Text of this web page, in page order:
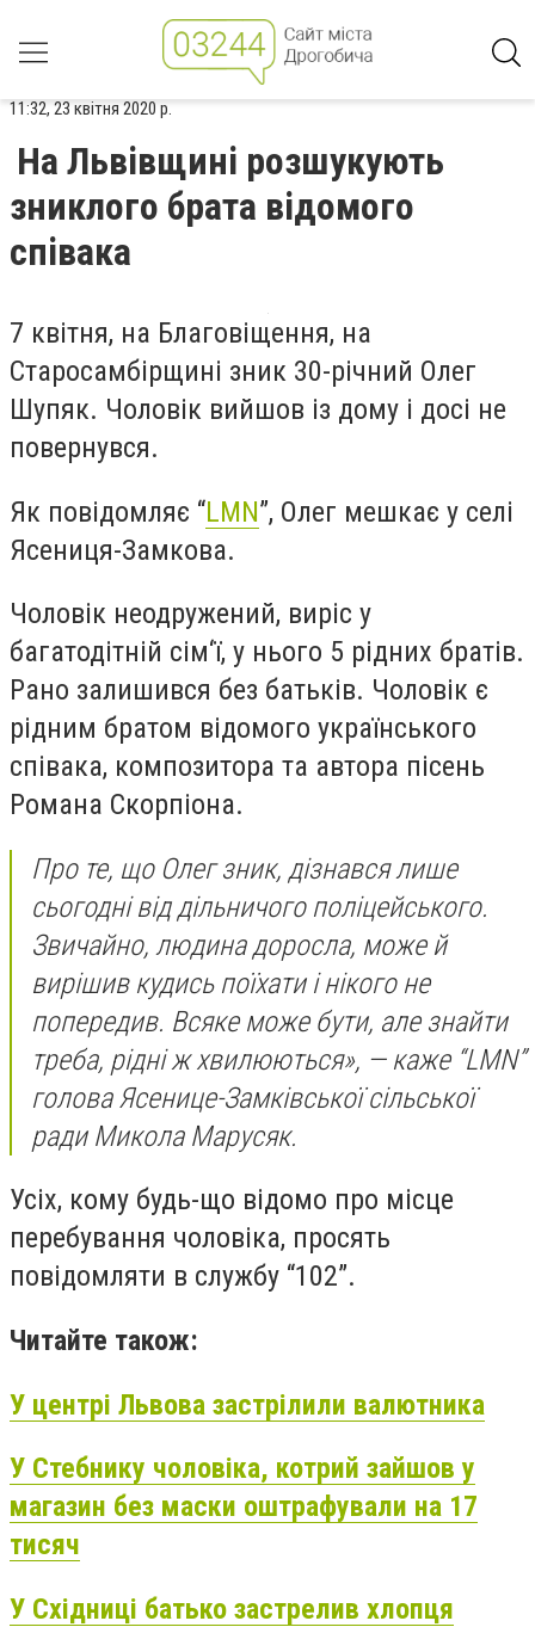
11:32, 23 квітня 2020 р.
На Львівщині розшукують
зниклого брата відомого
співака
7 квітня, на Благовіщення, на
Старосамбірщині зник 30-річний Олег
Шупяк. Чоловік вийшов із дому і досі не
повернувся.
Як повідомляє “LMN”, Олег мешкає у селі
Ясениця-Замкова.
Чоловік неодружений, виріс у
багатодітній сім‘ї, у нього 5 рідних братів.
Рано залишився без батьків. Чоловік є
рідним братом відомого українського
співака, композитора та автора пісень
Романа Скорпіона.
Про те, що Олег зник, дізнався лише
сьогодні від дільничого поліцейського.
Звичайно, людина доросла, може й
вирішив кудись поїхати і нікого не
попередив. Всяке може бути, але знайти
треба, рідні ж хвилюються», — каже “LMN”
голова Ясенице-Замківської сільської
ради Микола Марусяк.
Усіх, кому будь-що відомо про місце
перебування чоловіка, просять
повідомляти в службу “102”.
Читайте також:
У центрі Львова застрілили валютника
У Стебнику чоловіка, котрий зайшов у
магазин без маски оштрафували на 17
тисяч
У Східниці батько застрелив хлопця